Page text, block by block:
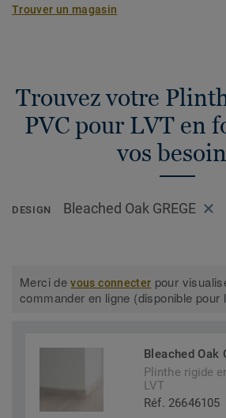
Trouver un magasin
Trouvez votre
PVC pour LVT en
vos
DESIGN Bleached Oak GREGE
Merci devous connecter pour
commander en ligne (disponible
Bleached Oak
Plinthe rigide
LVT
Réf. 26646105